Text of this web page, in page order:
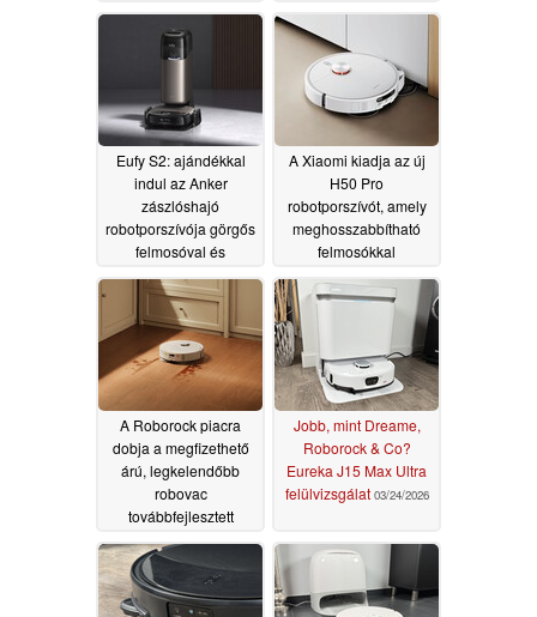
05/16/2026
Eufy S2: ajándékkal
indul az Anker
zászlóshajó
robotporszívója görgős
felmosóval és
05/08/2026
A Xiaomi kiadja az új
H50 Pro
robotporszívót, amely
meghosszabbítható
felmosókkal
05/05/2026
A Roborock piacra
dobja a megfizethető
árú, legkelendőbb
robovac
továbbfejlesztett
04/20/2026
Jobb, mint Dreame,
Roborock & Co?
Eureka J15 Max Ultra
felülvizsgálat 03/24/2026